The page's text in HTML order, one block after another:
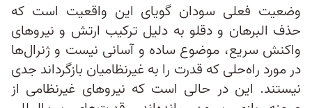
وضعیت فعلی سودان گویای این واقعیت است که
حذف البرهان و دقلو به دلیل ترکیب ارتش و نیروهای
واکنش سریع، موضوع ساده و آسانی نیست و ژنرال‌ها
در مورد راه‌حلی که قدرت را به غیرنظامیان بازگرداند جدی
نیستند. این در حالی است که نیروهای غیرنظامی از